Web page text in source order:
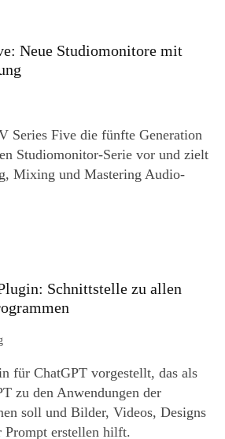
Neue Studiomonitore mit
Series Five die fünfte Generation
Studiomonitor-Serie vor und zielt
Mixing und Mastering Audio-
Schnittstelle zu allen
für ChatGPT vorgestellt, das als
zu den Anwendungen der
soll und Bilder, Videos, Designs
Prompt erstellen hilft.